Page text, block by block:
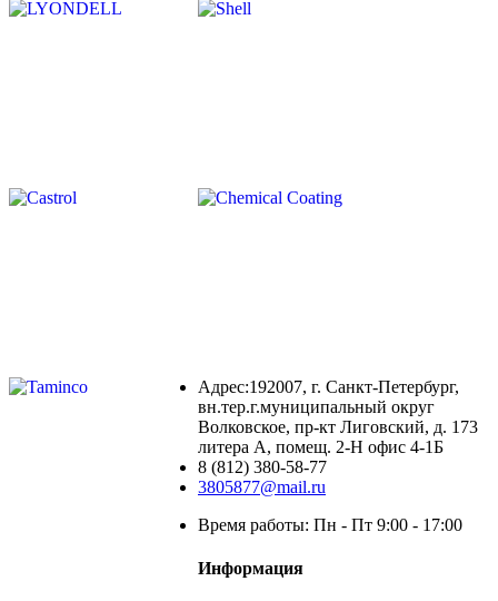
Адрес:192007, г. Санкт-Петербург,
вн.тер.г.муниципальный округ
Волковское, пр-кт Лиговский, д. 173
литера А, помещ. 2-Н офис 4-1Б
8 (812) 380-58-77
3805877@mail.ru
Время работы: Пн - Пт 9:00 - 17:00
Информация